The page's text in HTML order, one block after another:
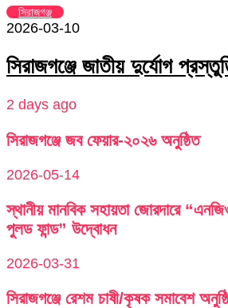
সিরাজগঞ্জ
2026-03-10
সিরাজগঞ্জে জাতীয় দুর্যোগ
2 days ago
সিরাজগঞ্জে জব ফেয়ার-২০২৬ অনুষ্ঠিত
2026-05-14
স্থানীয় মানবিক সহায়তা জোরদারে
পুলড ফান্ড” উদ্বোধন
2026-03-31
সিরাজগঞ্জে রেশম চাষী/কৃষক সমাবেশ